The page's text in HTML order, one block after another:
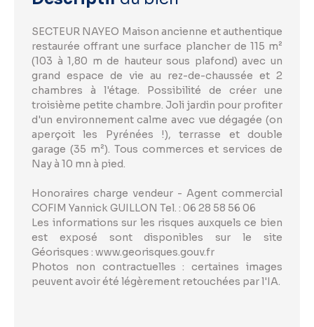
SECTEUR NAYEO Maison ancienne et authentique
restaurée offrant une surface plancher de 115 m²
(103 à 1,80 m de hauteur sous plafond) avec un
grand espace de vie au rez-de-chaussée et 2
chambres à l'étage. Possibilité de créer une
troisième petite chambre. Joli jardin pour profiter
d'un environnement calme avec vue dégagée (on
aperçoit les Pyrénées !), terrasse et double
garage (35 m²). Tous commerces et services de
Nay à 10 mn à pied.
Honoraires charge vendeur - Agent commercial
COFIM Yannick GUILLON Tel. : 06 28 58 56 06
Les informations sur les risques auxquels ce bien
est exposé sont disponibles sur le site
Géorisques : www.georisques.gouv.fr
Photos non contractuelles : certaines images
peuvent avoir été légèrement retouchées par l'IA.